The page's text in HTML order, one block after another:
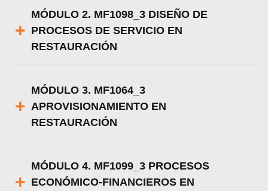
MÓDULO 2. MF1098_3 DISEÑO DE
PROCESOS DE SERVICIO EN
RESTAURACIÓN
MÓDULO 3. MF1064_3
APROVISIONAMIENTO EN
RESTAURACIÓN
MÓDULO 4. MF1099_3 PROCESOS
ECONÓMICO-FINANCIEROS EN